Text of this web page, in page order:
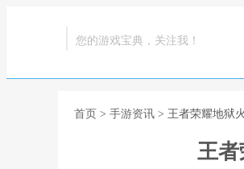
您的游戏宝典，关注我！
首页 > 手游资讯 > 王者荣耀地狱
王者